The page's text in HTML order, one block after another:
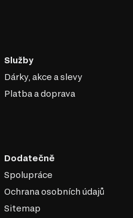
Služby
Dárky, akce a slevy
Platba a doprava
Dodatečně
Spolupráce
Ochrana osobních údajů
Sitemap